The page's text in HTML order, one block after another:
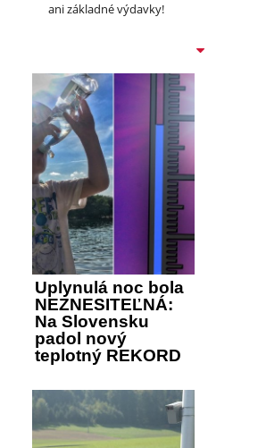
ani základné výdavky!
Uplynulá noc bola
NEZNESITEĽNÁ:
Na Slovensku
padol nový
teplotný REKORD